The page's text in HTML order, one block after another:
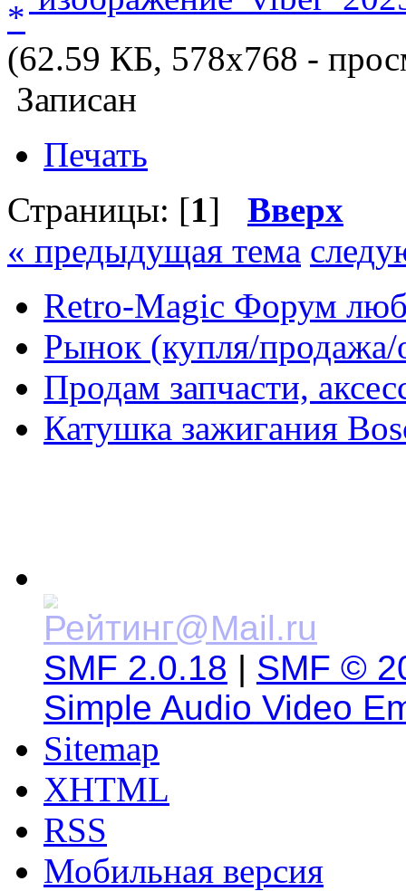
(62.59 КБ, 578x768 -
Записан
Печать
Страницы: [1] Вверх
« предыдущая тема
Retro-Magic Форум
Рынок (купля/продажа/
Продам запчасти,
Катушка зажигания
SMF 2.0.18 | SMF ©
Simple Audio Video
Sitemap
XHTML
RSS
Мобильная версия